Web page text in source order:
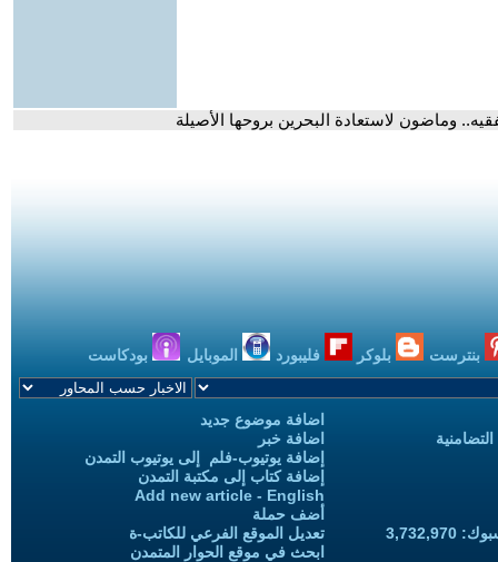
وماضون لاستعادة البحرين بروحها الأصيلة
بنترست بلوكر فليبورد الموبايل بودكاست
اضافة موضوع جديد
اضافة خبر
إضافة يوتيوب-فلم إلى يوتيوب التمدن
إضافة كتاب إلى مكتبة التمدن
Add new article - English
أضف حملة
تعديل الموقع الفرعي للكاتب-ة
ابحث في موقع الحوار المتمدن